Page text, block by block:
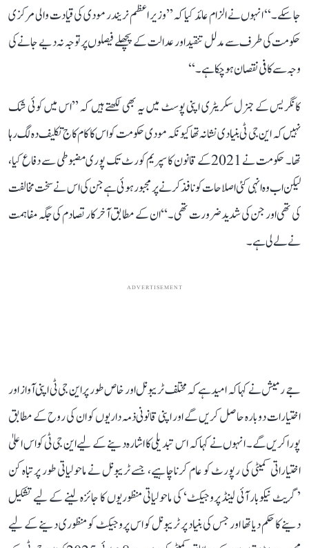
جا سکے۔‘‘ انہوں نے الزام عائد کیا کہ ’’وزیر اعظم نریندر مودی کی قیادت والی مرکزی
حکومت کی طرف سے مدلل تنقید اور عدالت کے پچھلے فیصلوں پر توجہ نہ دیے جانے کی
وجہ سے کافی نقصان ہو چکا ہے۔‘‘
کانگریس کے جنرل سکریٹری اپنی پوسٹ میں یہ بھی لکھتے ہیں کہ ’’اس میں کوئی شک
نہیں کہ این جی ٹی بنیادی نشانہ تھا کیونکہ مودی حکومت کو اس کا کام کاج تکلیف دہ لگ رہا
تھا۔ حکومت نے 2021 کے قانون کا سپریم کورٹ تک پوری مضبوطی سے دفاع کیا،
لیکن اب وہ انہی کئی اصلاحات کو نافذ کرنے پر مجبور ہوئی ہے جن کی اس نے سخت مخالفت
کی تھی اور جن کی شدید ضرورت تھی۔‘‘ ان کے مطابق آخر کار تصادم کی جگہ مفاہمت
نے لے لی ہے۔
ADVERTISEMENT
جے رمیش نے کہا کہ امید ہے کہ مختلف ٹریبونل اور خاص طور پر این جی ٹی اپنی آواز اور
اختیارات دوبارہ حاصل کریں گے اور اپنی قانونی ذمہ داریوں کو ان کی روح کے مطابق
پورا کریں گے۔ انہوں نے کہا کہ اس تبدیلی کا اشارہ دینے کے لیے این جی ٹی کو اس اعلیٰ
اختیاراتی کمیٹی کی رپورٹ کو عام کرنا چاہیے، جسے ٹریبونل نے ماحولیاتی طور پر تباہ کن
’گریٹ نیکوبار آئی لینڈ پروجیکٹ‘ کی ماحولیاتی منظوریوں کا جائزہ لینے کے لیے تشکیل
دینے کا حکم دیا تھا اور جس کی بنیاد پر ٹریبونل کو اس پروجیکٹ کو منظوری دینے کے لیے